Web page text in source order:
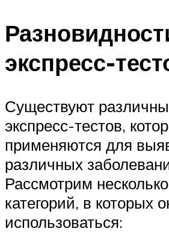
экспресс-
Существуют
экспресс-тестов,
применяются для
различных
Рассмотрим
категорий, в которых
использоваться: